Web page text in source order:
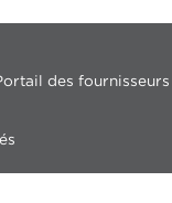
des fournisseurs